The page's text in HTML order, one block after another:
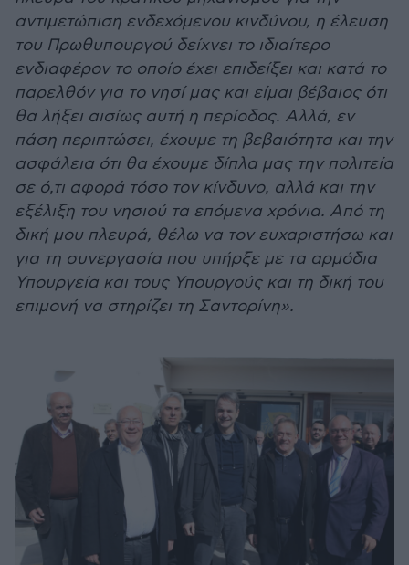
αντιμετώπιση ενδεχόμενου κινδύνου, η έλευση
του Πρωθυπουργού δείχνει το ιδιαίτερο
ενδιαφέρον το οποίο έχει επιδείξει και κατά το
παρελθόν για το νησί μας και είμαι βέβαιος ότι
θα λήξει αισίως αυτή η περίοδος. Αλλά, εν
πάση περιπτώσει, έχουμε τη βεβαιότητα και την
ασφάλεια ότι θα έχουμε δίπλα μας την πολιτεία
σε ό,τι αφορά τόσο τον κίνδυνο, αλλά και την
εξέλιξη του νησιού τα επόμενα χρόνια. Από τη
δική μου πλευρά, θέλω να τον ευχαριστήσω και
για τη συνεργασία που υπήρξε με τα αρμόδια
Υπουργεία και τους Υπουργούς και τη δική του
επιμονή να στηρίζει τη Σαντορίνη».